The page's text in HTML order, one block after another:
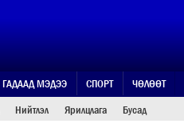
ГАДААД МЭДЭЭ СПОРТ
ЧӨЛӨӨТ
Нийтлэл Ярилцлага Бусад